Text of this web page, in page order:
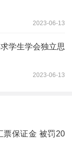
2023-06-13
学生学会独立思
2023-06-13
票保证金 被罚20